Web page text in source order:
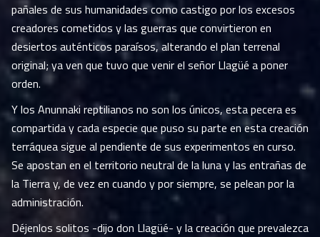
pañales de sus humanidades como castigo por los excesos
creadores cometidos y las guerras que convirtieron en
desiertos auténticos paraísos, alterando el plan terrenal
original; ya ven que tuvo que venir el señor Llagüé a poner
orden.
Y los Anunnaki reptilianos no son los únicos, esta pecera es
compartida y cada especie que puso su parte en esta creación
terráquea sigue al pendiente de sus experimentos en curso.
Se apostan en el territorio neutral de la luna y las entrañas de
la Tierra y, de vez en cuando y por siempre, se pelean por la
administración.
Déjenlos solitos -dijo don Llagüé- y la creación que prevalezca